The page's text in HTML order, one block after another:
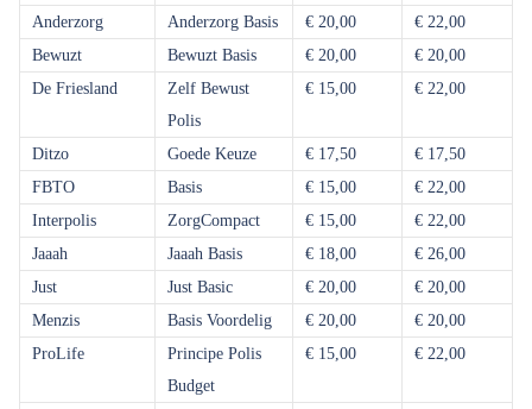
Anderzorg
Anderzorg Basis € 20,00
€ 22,00
Bewuzt
Bewuzt Basis € 20,00
€ 20,00
De Friesland
Zelf Bewust
Polis
€ 15,00 € 22,00
Ditzo Goede Keuze € 17,50
€ 17,50
FBTO
Basis € 15,00
€ 22,00
Interpolis
ZorgCompact € 15,00
€ 22,00
Jaaah
Jaaah Basis € 18,00
€ 26,00
Just
Just Basic € 20,00
€ 20,00
Menzis
Basis Voordelig € 20,00
€ 20,00
ProLife
Principe Polis
Budget
€ 15,00 € 22,00